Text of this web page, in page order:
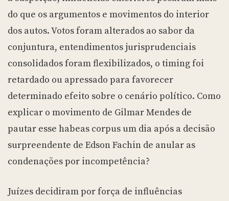
do que os argumentos e movimentos do interior
dos autos. Votos foram alterados ao sabor da
conjuntura, entendimentos jurisprudenciais
consolidados foram flexibilizados, o timing foi
retardado ou apressado para favorecer
determinado efeito sobre o cenário político. Como
explicar o movimento de Gilmar Mendes de
pautar esse habeas corpus um dia após a decisão
surpreendente de Edson Fachin de anular as
condenações por incompetência?
Juízes decidiram por força de influências